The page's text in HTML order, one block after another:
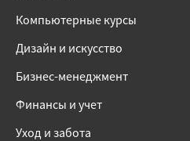
Компьютерные курсы
Дизайн и искусство
Бизнес-менеджмент
Финансы и учет
Уход и забота